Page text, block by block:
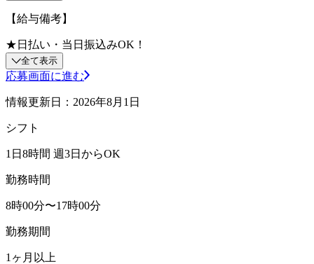
【給与備考】
★日払い・当日振込みOK！
全て表示
応募画面に進む
情報更新日：2026年8月1日
シフト
1日8時間 週3日からOK
勤務時間
8時00分〜17時00分
勤務期間
1ヶ月以上